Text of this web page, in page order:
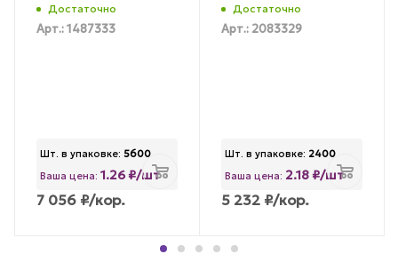
Достаточно
Арт.: 1487333
Шт. в упаковке: 5600
Ваша цена: 1.26 ₽/шт
7 056 ₽/кор.
Достаточно
Арт.: 2083329
Шт. в упаковке: 2400
Ваша цена: 2.18 ₽/шт
5 232 ₽/кор.